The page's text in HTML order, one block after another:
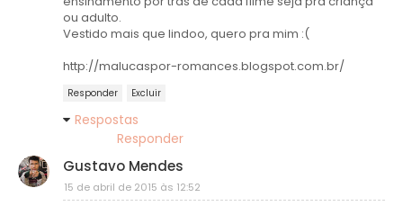
ou adulto.
Vestido mais que lindoo, quero pra mim :(
http://malucaspor-romances.blogspot.com.br/
Responder Excluir
Respostas
Responder
Gustavo Mendes
15 de abril de 2015 às 12:52